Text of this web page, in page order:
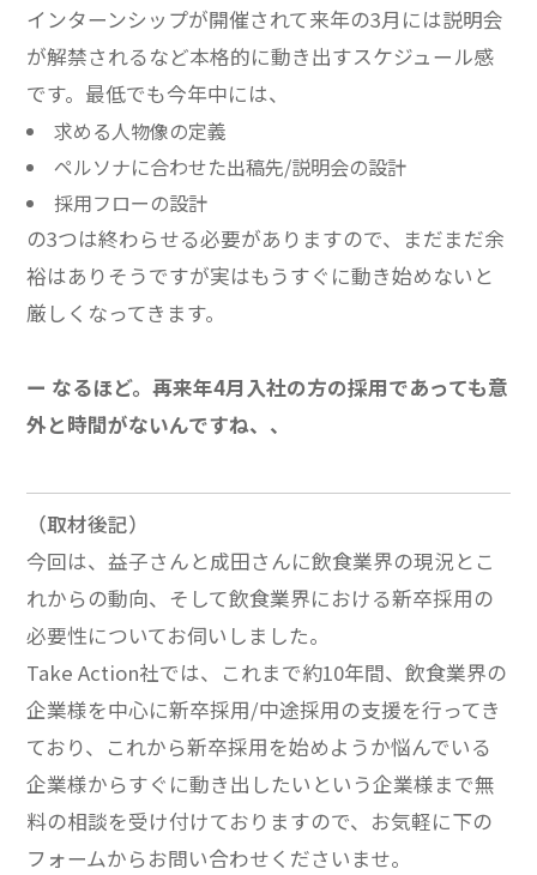
インターンシップが開催されて来年の3月には説明会
が解禁されるなど本格的に動き出すスケジュール感
です。 最低でも今年中には、
求める人物像の定義
ペルソナに合わせた出稿先/説明会の設計
採用フローの設計
の3つは終わらせる必要がありますので、まだまだ余
裕はありそうですが実はもうすぐに動き始めないと
厳しくなってきます。
ー なるほど。再来年4月入社の方の採用であっても意
外と時間がないんですね、、
（取材後記）
今回は、益子さんと成田さんに飲食業界の現況とこ
れからの動向、そして飲食業界における新卒採用の
必要性についてお伺いしました。
Take Action社では、これまで約10年間、飲食業界の
企業様を中心に新卒採用/中途採用の支援を行ってき
ており、これから新卒採用を始めようか悩んでいる
企業様からすぐに動き出したいという企業様まで無
料の相談を受け付けておりますので、お気軽に下の
フォームからお問い合わせくださいませ。